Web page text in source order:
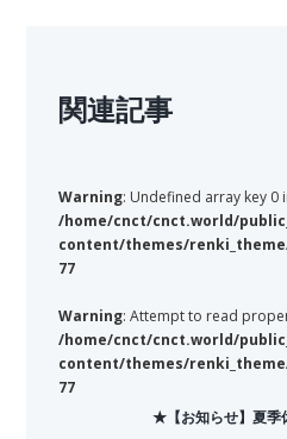
関連記事
Warning: Undefined array key 0
/home/cnct/cnct.world/
content/themes/
77
Warning: Attempt to read
/home/cnct/cnct.world/
content/themes/
77
★【お知らせ】夏